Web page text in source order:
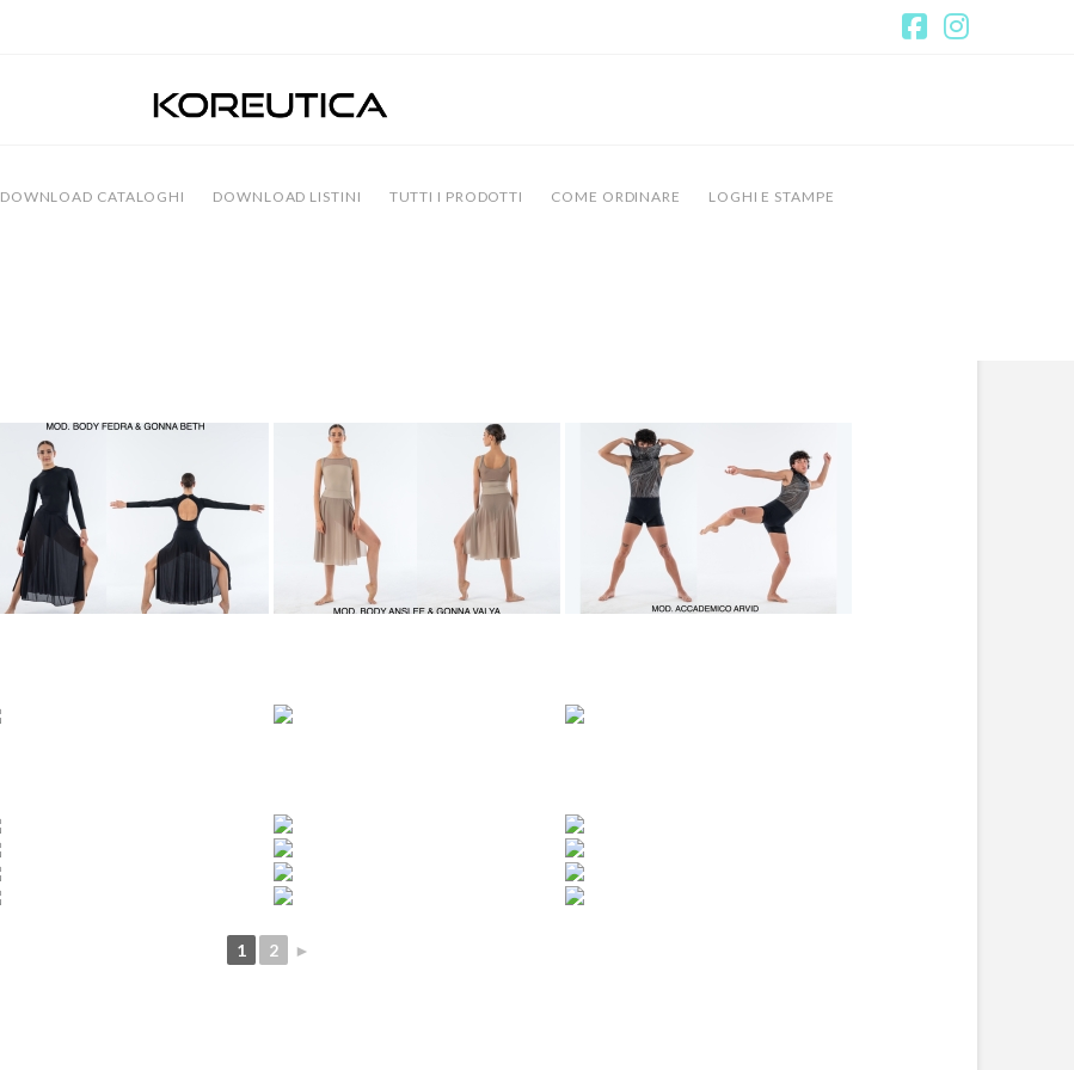
DOWNLOAD CATALOGHI DOWNLOAD LISTINI TUTTI I PRODOTTI COME ORDINARE LOGHI E STAMPE
1 2 ►